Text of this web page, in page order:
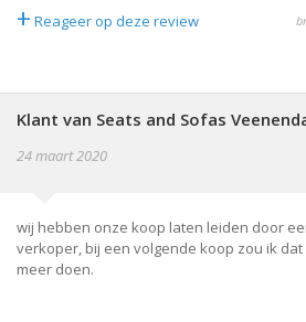
+ Reageer op deze review
Klant van Seats and Sofas
24 maart 2020
wij hebben onze koop laten leiden door
verkoper, bij een volgende koop zou ik
meer doen.